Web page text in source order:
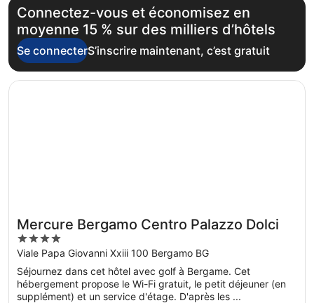
Connectez-vous et économisez en
moyenne 15 % sur des milliers d’hôtels
Se connecterS’inscrire maintenant, c’est gratuit
Mercure Bergamo Centro Palazzo Dolci
4
out
of
5
Viale Papa Giovanni Xxiii 100 Bergamo BG
Séjournez dans cet hôtel avec golf à Bergame. Cet
hébergement propose le Wi-Fi gratuit, le petit déjeuner (en
supplément) et un service d'étage. D'après les ...
S’ouvre dans une nouvelle fenêtre
Mercure Bergamo Centro Palazzo Dolci